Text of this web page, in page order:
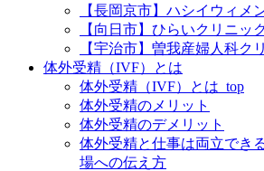
【長岡京市】ハシイウィメ
【向日市】ひらいクリニッ
【宇治市】曽我産婦人科ク
体外受精（IVF）とは
体外受精（IVF）とは_top
体外受精のメリット
体外受精のデメリット
体外受精と仕事は両立でき
場への伝え方